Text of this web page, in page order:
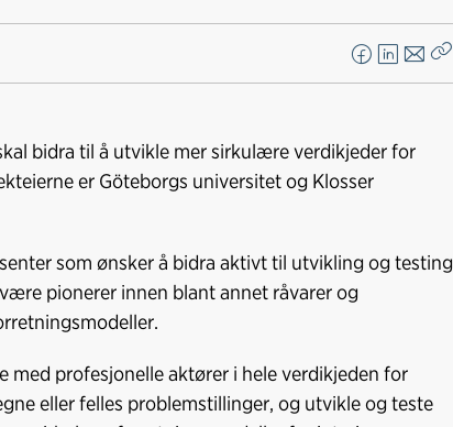
F
e
L
k
E
o
bidra til å utvikle mer sirkulære verdikjeder for
er Göteborgs universitet og Klosser
som ønsker å bidra aktivt til utvikling og testing
pionerer innen blant annet råvarer og
med profesjonelle aktører i hele verdikjeden for
eller felles problemstillinger, og utvikle og teste